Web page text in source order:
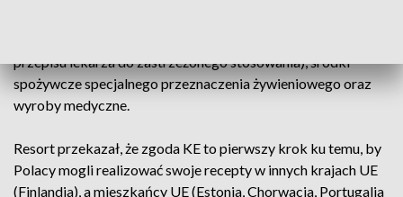
przepisu lekarza do zastrzeżonego stosowania), środki
spożywcze specjalnego przeznaczenia żywieniowego oraz
wyroby medyczne.
Resort przekazał, że zgoda KE to pierwszy krok ku temu, by
Polacy mogli realizować swoje recepty w innych krajach UE
(Finlandia), a mieszkańcy UE (Estonia, Chorwacja, Portugalia